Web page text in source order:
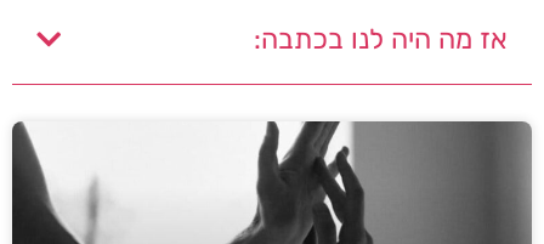
אז מה היה לנו בכתבה: